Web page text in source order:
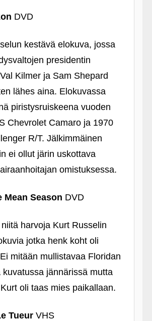
DVD
kestävä elokuva, jossa
presidentin
Kilmer ja Sam Shepard
lähes aina. Elokuvassa
piristysruiskeena vuoden
Chevrolet Camaro ja 1970
R/T. Jälkimmäinen
ei ollut järin uskottava
omistuksessa.
Mean Season DVD
harvoja Kurt Russelin
jotka henk koht oli
mitään mullistavaa Floridan
kuvatussa jännärissä mutta
oli taas mies paikallaan.
TueurVHS